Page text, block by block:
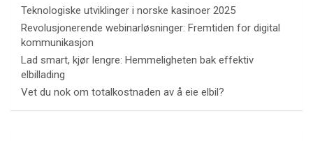
Teknologiske utviklinger i norske kasinoer 2025
Revolusjonerende webinarløsninger: Fremtiden for digital
kommunikasjon
Lad smart, kjør lengre: Hemmeligheten bak effektiv
elbillading
Vet du nok om totalkostnaden av å eie elbil?